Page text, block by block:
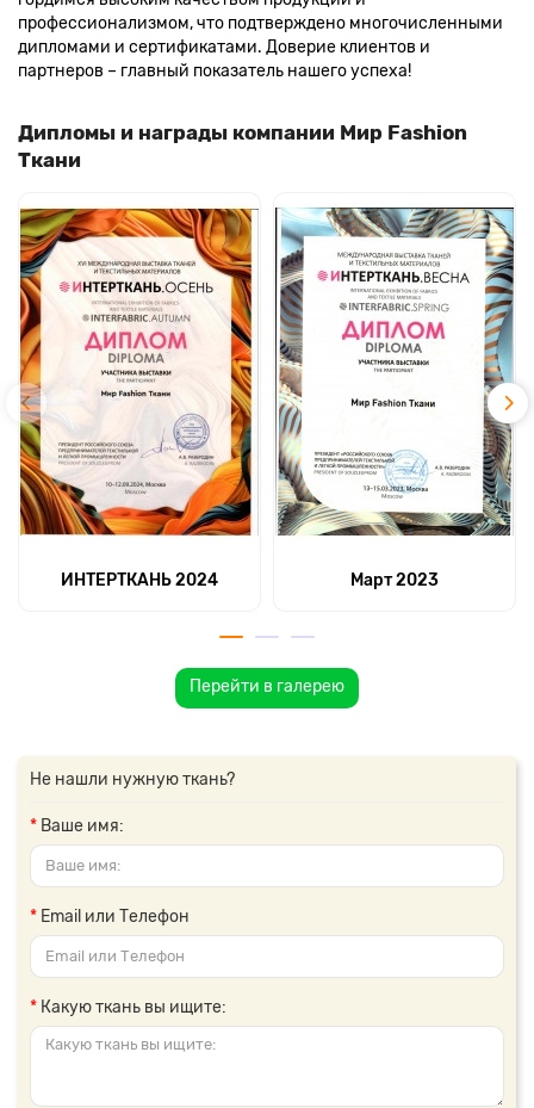
профессионализмом, что подтверждено многочисленными
дипломами и сертификатами. Доверие клиентов и
партнеров – главный показатель нашего успеха!
Дипломы и награды компании Мир Fashion
Ткани
ИНТЕРТКАНЬ 2024 Март 2023
Перейти в галерею
Не нашли нужную ткань?
Ваше имя:
Email или Телефон
Какую ткань вы ищите: